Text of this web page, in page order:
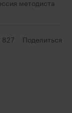
методиста
827 Поделиться